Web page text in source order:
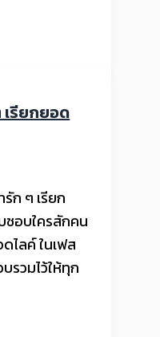
รียกยอด
ก ๆ เรียก
ชอบใครสักคน
ไลค์ ในเฟส
รวมไว้ให้ทุก